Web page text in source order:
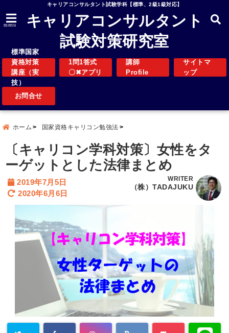
キャリアコンサルタント試験学科【標準、2級1級対応】
menu
キャリアコンサルタント
試験対策研究室
標準国家
資格対策
講座（実
技）
1問1答式
〇✖アプリ
講師
Profile
サイトマ
ップ
お問合せ
ホーム 国家資格キャリコン勉強法
〔キャリコン学科対策〕女性をタ
ーゲットとした法律まとめ
2019年7月5日
2020年6月6日
WRITER
（株）TADAJUKU